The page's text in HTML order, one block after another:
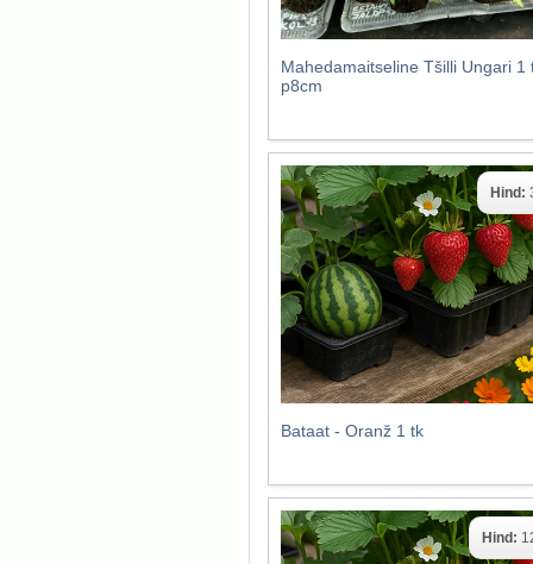
Mahedamaitseline Tšilli Ungari 1
p8cm
Bataat - Oranž 1 tk
Hind:
Hind: